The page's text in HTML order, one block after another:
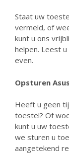
Staat uw
vermeld, of
kunt u ons
helpen. Leest
even.
Opsturen
Heeft u geen
toestel? Of
kunt u uw
we sturen u
aangetekend